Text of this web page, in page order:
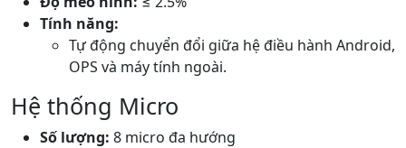
Tính năng:
Tự động chuyển đổi giữa hệ điều hành Android,
OPS và máy tính ngoài.
Hệ thống Micro
Số lượng: 8 micro đa hướng